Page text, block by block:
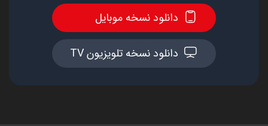
دانلود نسخه موبایل
دانلود نسخه تلویزیون TV